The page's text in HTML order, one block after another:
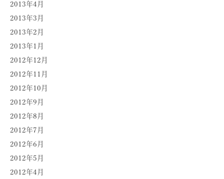
2013年4月
2013年3月
2013年2月
2013年1月
2012年12月
2012年11月
2012年10月
2012年9月
2012年8月
2012年7月
2012年6月
2012年5月
2012年4月